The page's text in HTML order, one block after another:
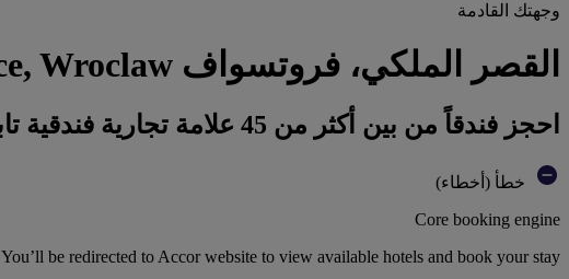
وجهتك القادمة
القصر الملكي، فروتسواف Royal Palace, Wroclaw : احجز فندقك
احجز فندقاً من بين أكثر من 45 علامة تجارية فندقية تابعة لمجموعة أكور
خطأ (أخطاء)
Core booking engine
You’ll be redirected to Accor website to view available hotels and book your stay